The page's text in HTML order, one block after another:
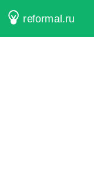
reformal.ru